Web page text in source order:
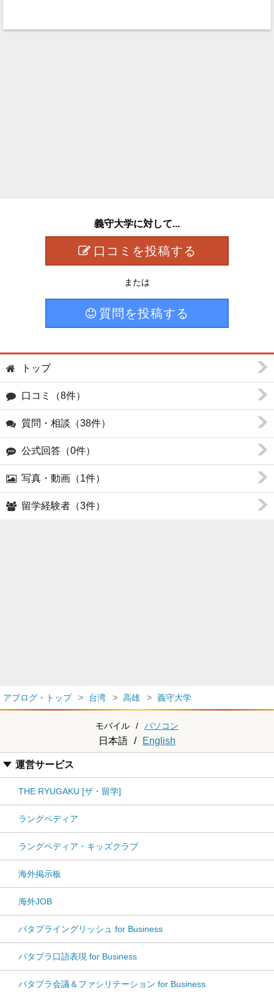
義守大学に対して...
口コミを投稿する
または
質問を投稿する
トップ
口コミ（8件）
質問・相談（38件）
公式回答（0件）
写真・動画（1件）
留学経験者（3件）
アブログ・トップ 台湾 高雄 義守大学
モバイル / パソコン
日本語 / English
運営サービス
THE RYUGAKU [ザ・留学]
ラングペディア
ラングペディア・キッズクラブ
海外掲示板
海外JOB
パタプライングリッシュ for Business
パタプラ口語表現 for Business
パタプラ会議＆ファシリテーション for Business